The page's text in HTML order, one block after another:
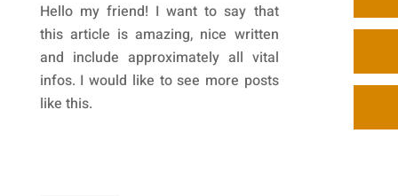
Hello my friend! I want to say that
this article is amazing, nice written
and include approximately all vital
infos. I would like to see more posts
like this.